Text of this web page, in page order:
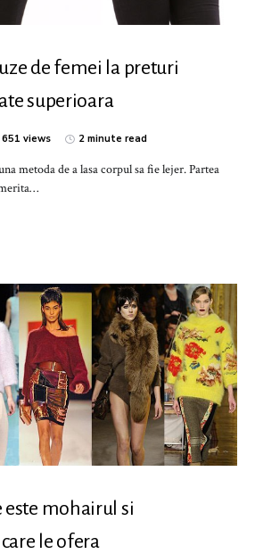
de femei la preturi
superioara
651 views 2 minute read
metoda de a lasa corpul sa fie lejer. Partea
este mohairul si
le ofera